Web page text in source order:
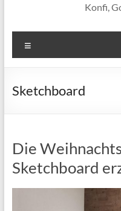
Konfi,
Sketchboard
Die
Sketchboard